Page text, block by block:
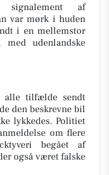
af
var mørk i huden
i en mellemstor
udenlandske
alle tilfælde sendt
den beskrevne bil
lykkedes. Politiet
om flere
begået af
også været falske